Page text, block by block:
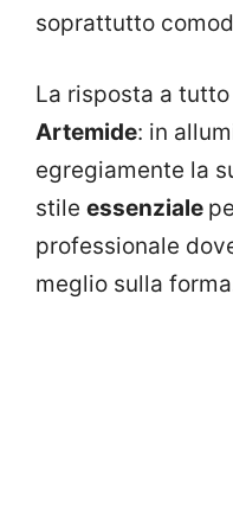
soprattutto
La risposta a
Artemide: in
egregiamente la
stile essenziale
professionale
meglio sulla